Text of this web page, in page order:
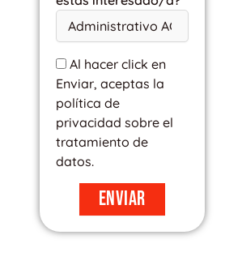
Al hacer click en
Enviar, aceptas la
política de
privacidad sobre el
tratamiento de
datos.
Enviar